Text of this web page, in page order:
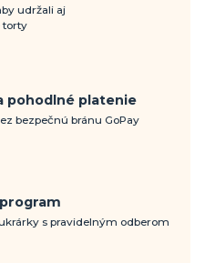
udržali aj
torty
pohodlné platenie
bezpečnú bránu GoPay
s pravidelným odberom